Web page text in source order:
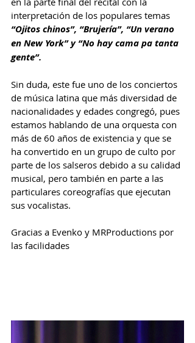
interpretación de los populares temas
“Ojitos chinos”, “Brujería”, “Un verano
en New York” y “No hay cama pa tanta
gente”.
Sin duda, este fue uno de los conciertos
de música latina que más diversidad de
nacionalidades y edades congregó, pues
estamos hablando de una orquesta con
más de 60 años de existencia y que se
ha convertido en un grupo de culto por
parte de los salseros debido a su calidad
musical, pero también en parte a las
particulares coreografías que ejecutan
sus vocalistas.
Gracias a Evenko y MRProductions por
las facilidades